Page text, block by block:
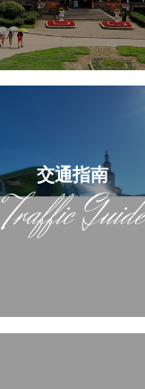
交通指南
Traffic Guide